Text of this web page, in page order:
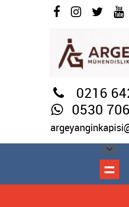
0216
0530